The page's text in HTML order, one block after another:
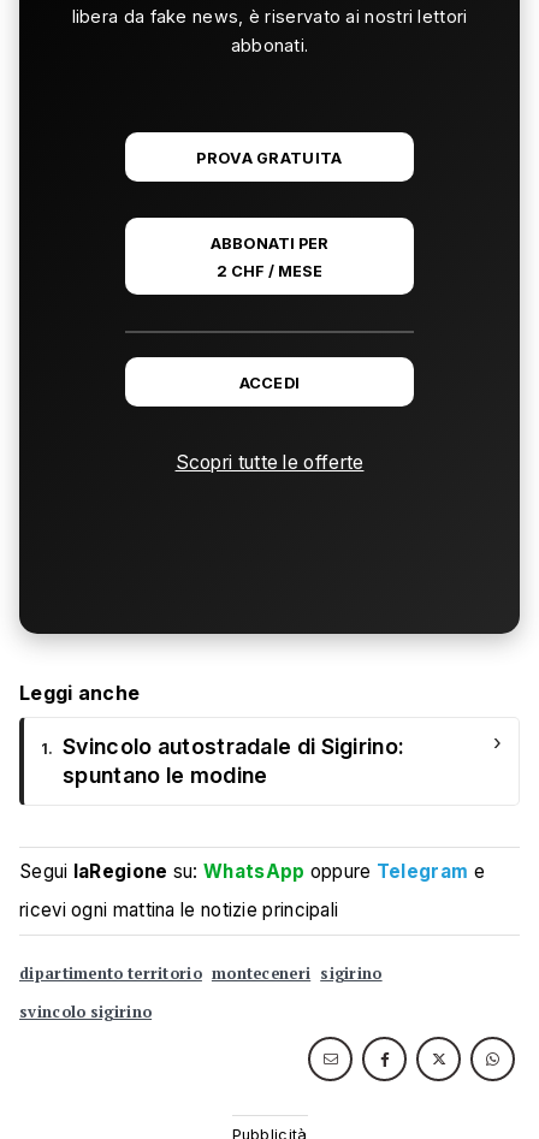
libera da fake news, è riservato ai nostri lettori
abbonati.
PROVA GRATUITA
ABBONATI PER
2 CHF / MESE
ACCEDI
Scopri tutte le offerte
Leggi anche
1. Svincolo autostradale di Sigirino:
spuntano le modine
›
Segui laRegione su:WhatsApp oppure Telegram e
ricevi ogni mattina le notizie principali
dipartimento territorio monteceneri sigirino
svincolo sigirino